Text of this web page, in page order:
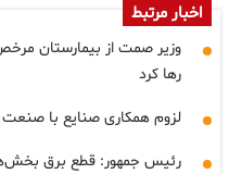
اخبار مرتبط
وزیر صمت از بیمارستان
رها کرد
لزوم همکاری صنایع با صنعت
رئیس جمهور: قطع برق